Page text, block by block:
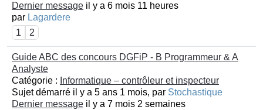
Dernier message il y a 6 mois 11 heures
par Lagardere
1
2
Guide ABC des concours DGFiP - B Programmeur & A
Analyste
Catégorie : Informatique – contrôleur et inspecteur
Sujet démarré il y a 5 ans 1 mois, par Stochastique
Dernier message il y a 7 mois 2 semaines